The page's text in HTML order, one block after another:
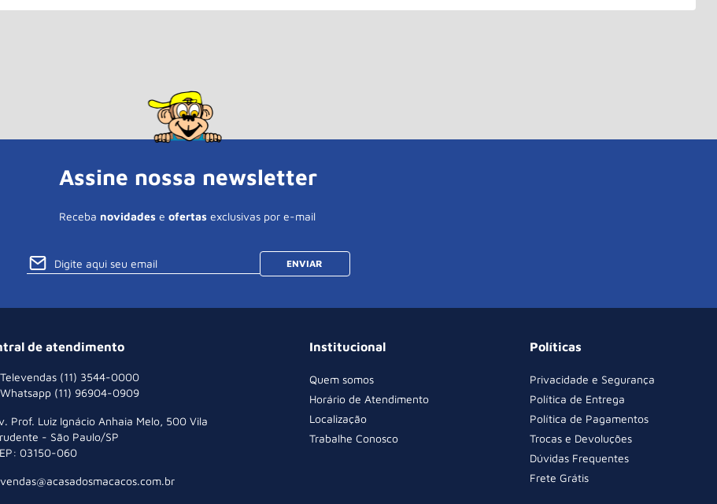
Assine nossa newsletter
Receba novidades e ofertas exclusivas por e-mail
ENVIAR
de atendimento
Televendas (11) 3544-0000
Whatsapp (11) 96904-0909
Prof. Luiz Ignácio Anhaia Melo, 500 Vila
- São Paulo/SP
03150-060
vendas@acasadosmacacos.com.br
Institucional
Quem somos
Horário de Atendimento
Localização
Trabalhe Conosco
Políticas
Privacidade e Segurança
Política de Entrega
Política de Pagamentos
Trocas e Devoluções
Dúvidas Frequentes
Frete Grátis